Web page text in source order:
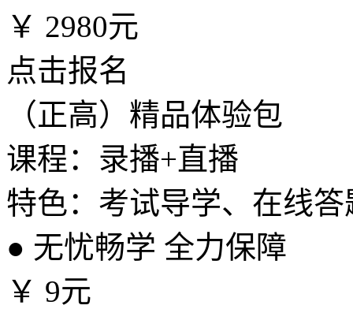
￥ 2980元
点击报名
（正高）精品体验包
课程：录播+直播
特色：考试导学、在线答
● 无忧畅学 全力保障
￥ 9元